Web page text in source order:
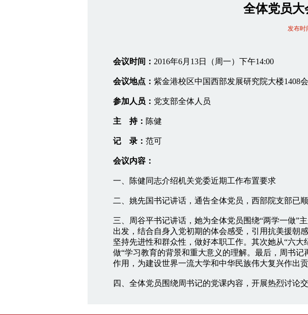
全体党员大
发布时
会议时间： 2016年6月13日（周一）下午14:00
会议地点： 紫金港校区中国西部发展研究院大楼1408
参加人员： 党支部全体人员
主 持： 陈健
记 录： 范可
会议内容：
一、陈健同志介绍机关党委近期工作布置要求
二、姚先国书记讲话，通告全体党员，西部院支部已
三、周谷平书记讲话，她为全体党员围绕“两学一做”
出发，结合自身入党初期的体会感受，引用抗美援朝
坚持先进性和群众性，做好本职工作。其次她从“六
做“学习教育的背景和重大意义的理解。最后，周书
作用，为建设世界一流大学和中华民族伟大复兴作出贡
四、全体党员围绕周书记的党课内容，开展热烈讨论交